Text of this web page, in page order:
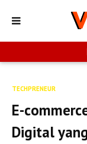
TECHPRENEUR
E-
Digital